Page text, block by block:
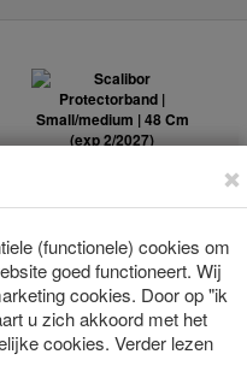
Scalibor Protectorband
| Small/medium | 48
Cm (exp 2/2027)
Op voorraad